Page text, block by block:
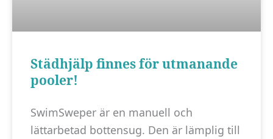
Städhjälp finnes för utmanande
pooler!
SwimSweper är en manuell och
lättarbetad bottensug. Den är lämplig till